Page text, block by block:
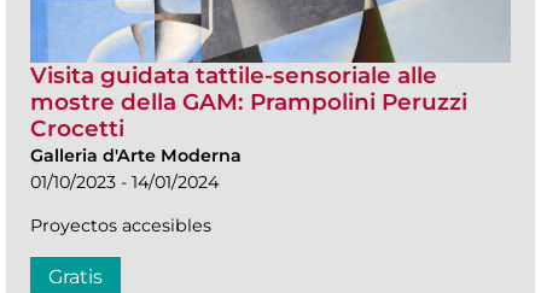
Visita guidata tattile-sensoriale alle
mostre della GAM: Prampolini Peruzzi
Crocetti
Galleria d'Arte Moderna
01/10/2023 - 14/01/2024
Proyectos accesibles
Gratis